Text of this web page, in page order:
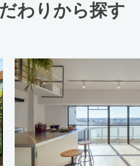
わりから探す